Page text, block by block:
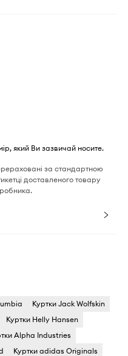
який Ви зазвичай носите.
за стандартною
доставленого товару
Куртки Jack Wolfskin
Куртки Helly Hansen
Alpha Industries
Куртки adidas Originals